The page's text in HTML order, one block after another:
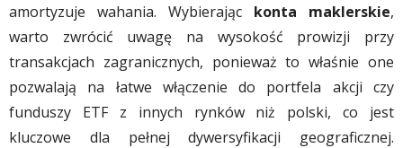
amortyzuje wahania. Wybierając konta maklerskie,
warto zwrócić uwagę na wysokość prowizji przy
transakcjach zagranicznych, ponieważ to właśnie one
pozwalają na łatwe włączenie do portfela akcji czy
funduszy ETF z innych rynków niż polski, co jest
kluczowe dla pełnej dywersyfikacji geograficznej.